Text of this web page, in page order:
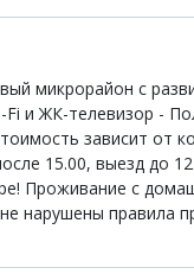
микрорайон с
и ЖК-телевизор -
зависит от
15.00, выезд до
Проживание с
нарушены правила